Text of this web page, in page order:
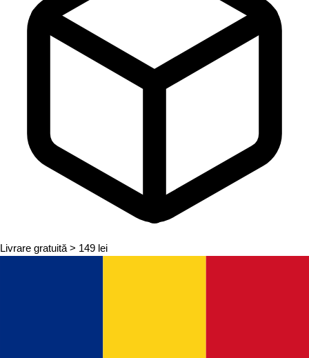
Livrare gratuită > 149 lei